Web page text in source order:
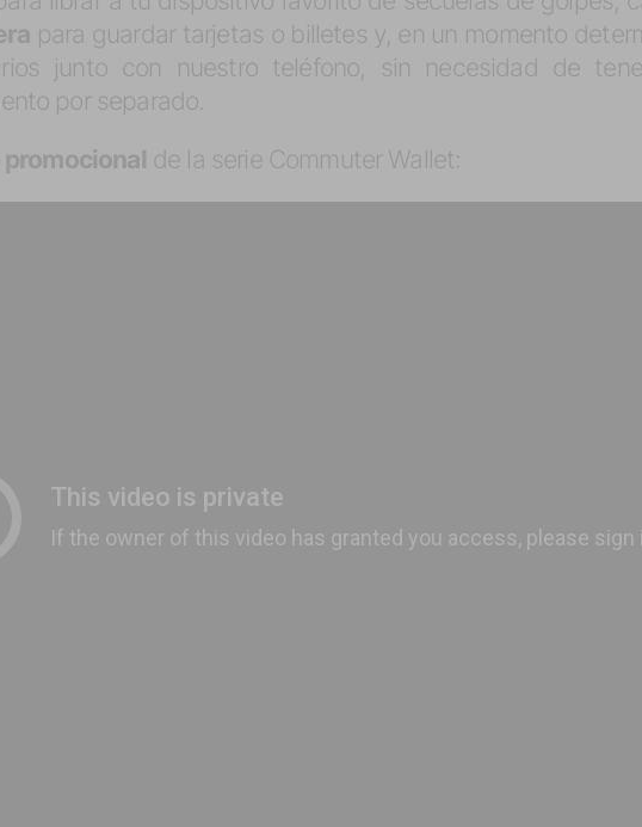
para guardar tarjetas o billetes y, en un momento
junto con nuestro teléfono, sin necesidad de
por separado.
de la serie Commuter Wallet: